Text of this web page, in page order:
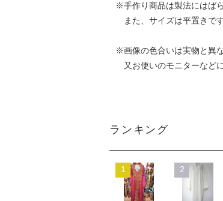
※手作り商品は製法にはば
また、サイズは平置きで
※画像の色合いは実物と異
又お使いのモニターなど
ランキング
1 2